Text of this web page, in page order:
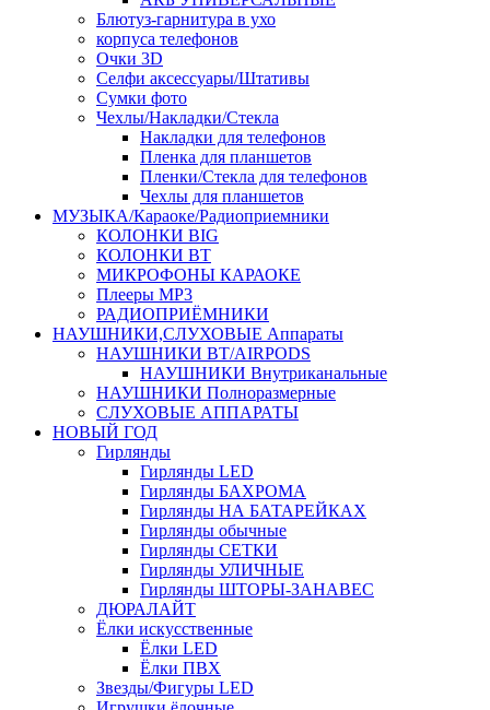
Блютуз-гарнитура в ухо
корпуса телефонов
Очки 3D
Селфи аксессуары/Штативы
Сумки фото
Чехлы/Накладки/Стекла
Накладки для телефонов
Пленка для планшетов
Пленки/Стекла для телефонов
Чехлы для планшетов
МУЗЫКА/Караоке/Радиоприемники
КОЛОНКИ BIG
КОЛОНКИ BT
МИКРОФОНЫ КАРАОКЕ
Плееры MP3
РАДИОПРИЁМНИКИ
НАУШНИКИ,СЛУХОВЫЕ Аппараты
НАУШНИКИ BT/AIRPODS
НАУШНИКИ Внутриканальные
НАУШНИКИ Полноразмерные
СЛУХОВЫЕ АППАРАТЫ
НОВЫЙ ГОД
Гирлянды
Гирлянды LED
Гирлянды БАХРОМА
Гирлянды НА БАТАРЕЙКАХ
Гирлянды обычные
Гирлянды СЕТКИ
Гирлянды УЛИЧНЫЕ
Гирлянды ШТОРЫ-ЗАНАВЕС
ДЮРАЛАЙТ
Ёлки искусственные
Ёлки LED
Ёлки ПВХ
Звезды/Фигуры LED